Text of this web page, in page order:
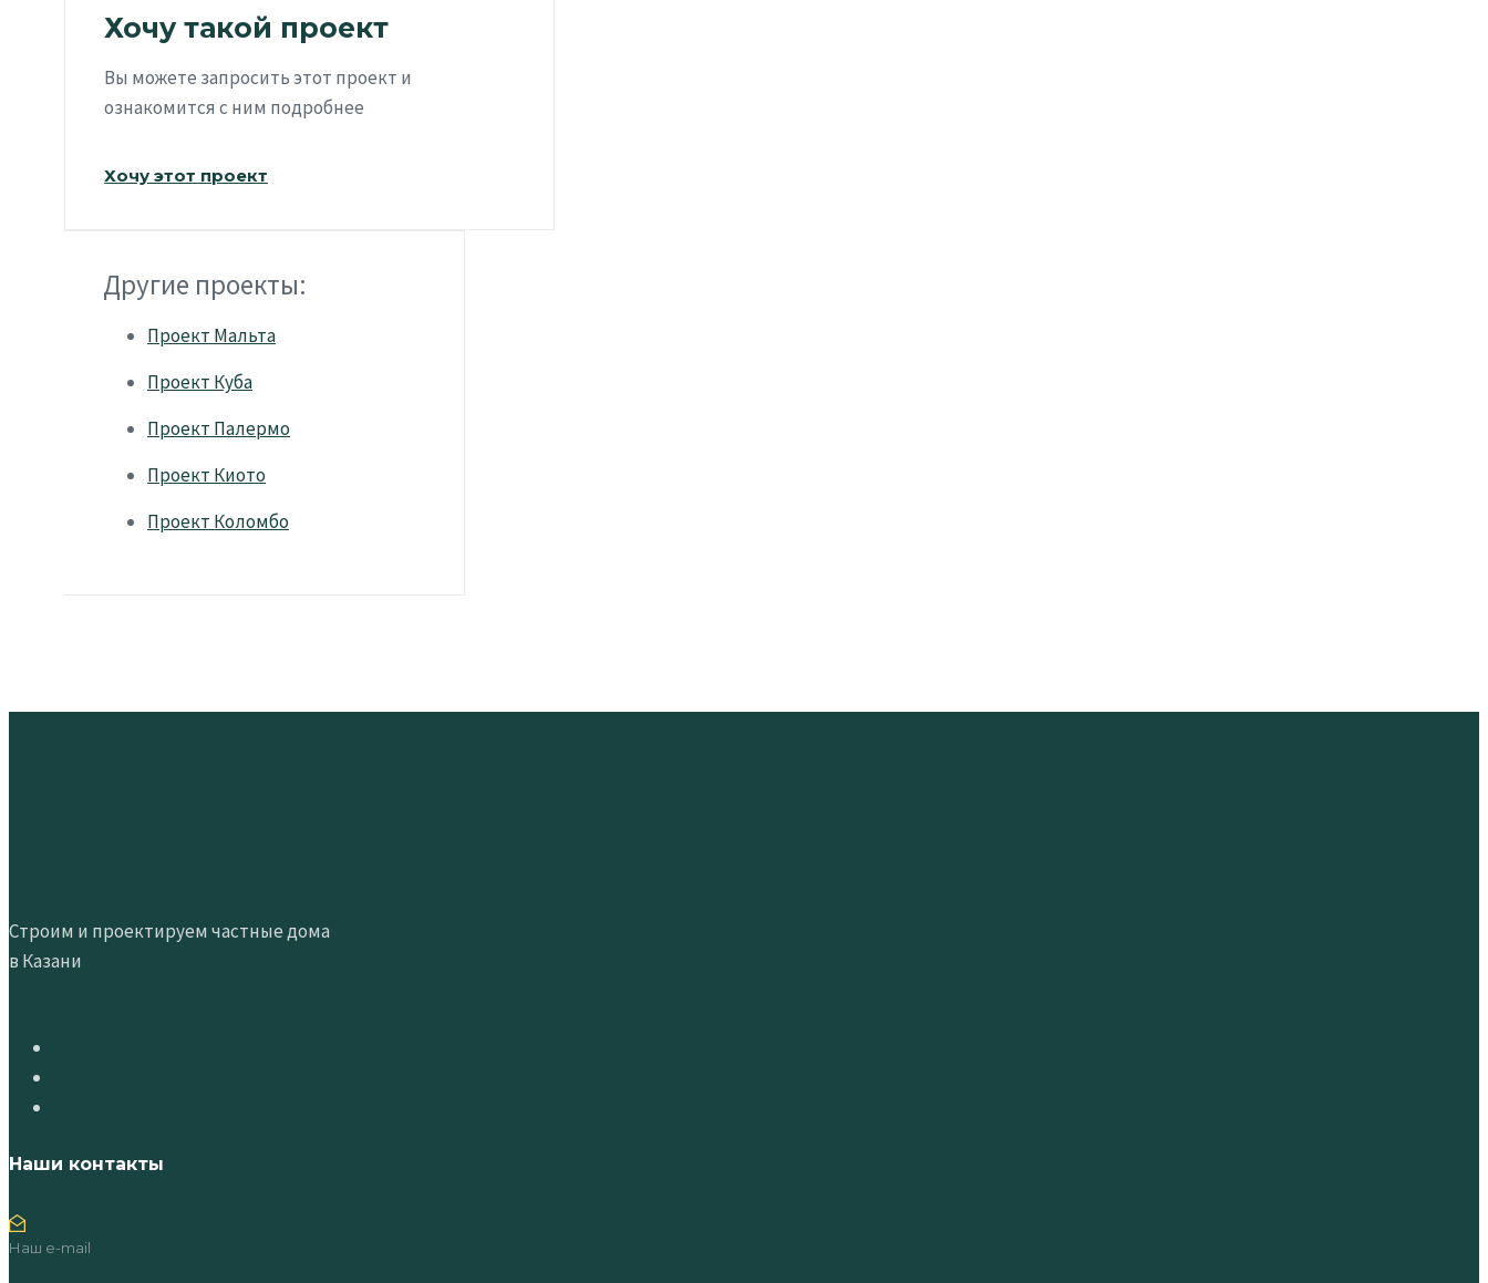
Хочу такой проект
Вы можете запросить этот проект и
ознакомится с ним подробнее
Хочу этот проект
Другие проекты:
Проект Мальта
Проект Куба
Проект Палермо
Проект Киото
Проект Коломбо
Строим и проектируем частные дома
в Казани
Наши контакты
Наш e-mail